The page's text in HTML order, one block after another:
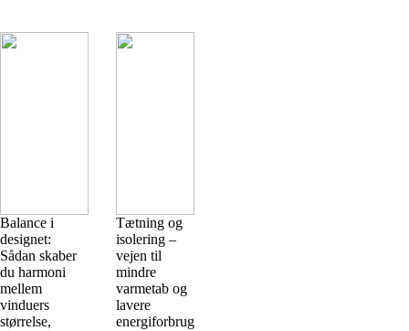
Balance i
designet:
Sådan skaber
du harmoni
mellem
vinduers
størrelse,
Tætning og
isolering –
vejen til
mindre
varmetab og
lavere
energiforbrug